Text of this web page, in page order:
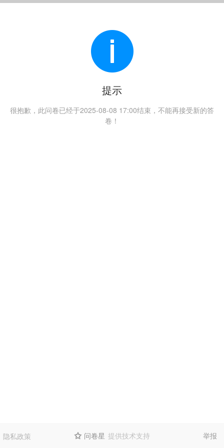
提示
很抱歉，此问卷已经于2025-08-08 17:00结束，不能再接受新的答
卷！
隐私政策  问卷星 提供技术支持 举报